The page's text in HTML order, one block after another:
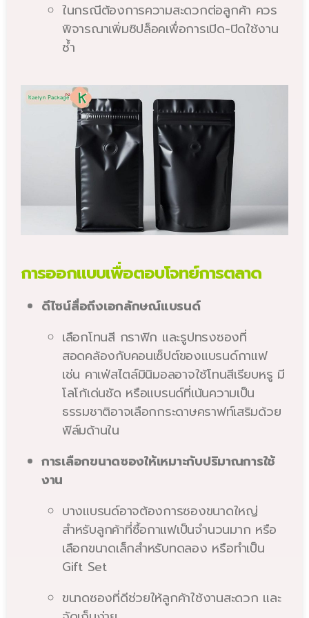
ในกรณีต้องการความสะดวกต่อลูกค้า ควร
พิจารณาเพิ่มซิปล็อคเพื่อการเปิด-ปิดใช้งาน
ซ้ำ
การออกแบบเพื่อตอบโจทย์การตลาด
ดีไซน์สื่อถึงเอกลักษณ์แบรนด์
เลือกโทนสี กราฟิก และรูปทรงซองที่
สอดคล้องกับคอนเซ็ปต์ของแบรนด์กาแฟ
เช่น คาเฟ่สไตล์มินิมอลอาจใช้โทนสีเรียบหรู มี
โลโก้เด่นชัด หรือแบรนด์ที่เน้นความเป็น
ธรรมชาติอาจเลือกกระดาษคราฟท์เสริมด้วย
ฟิล์มด้านใน
การเลือกขนาดซองให้เหมาะกับปริมาณการใช้
งาน
บางแบรนด์อาจต้องการซองขนาดใหญ่
สำหรับลูกค้าที่ซื้อกาแฟเป็นจำนวนมาก หรือ
เลือกขนาดเล็กสำหรับทดลอง หรือทำเป็น
Gift Set
ขนาดซองที่ดีช่วยให้ลูกค้าใช้งานสะดวก และ